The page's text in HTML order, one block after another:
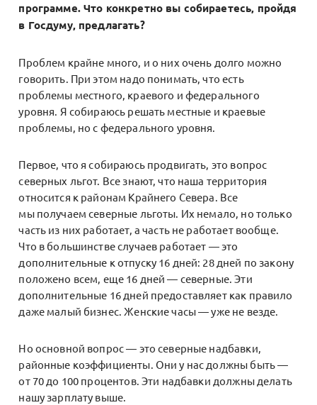
программе. Что конкретно вы собираетесь, пройдя
в Госдуму, предлагать?
Проблем крайне много, и о них очень долго можно
говорить. При этом надо понимать, что есть
проблемы местного, краевого и федерального
уровня. Я собираюсь решать местные и краевые
проблемы, но с федерального уровня.
Первое, что я собираюсь продвигать, это вопрос
северных льгот. Все знают, что наша территория
относится к районам Крайнего Севера. Все
мы получаем северные льготы. Их немало, но только
часть из них работает, а часть не работает вообще.
Что в большинстве случаев работает — это
дополнительные к отпуску 16 дней: 28 дней по закону
положено всем, еще 16 дней — северные. Эти
дополнительные 16 дней предоставляет как правило
даже малый бизнес. Женские часы — уже не везде.
Но основной вопрос — это северные надбавки,
районные коэффициенты. Они у нас должны быть —
от 70 до 100 процентов. Эти надбавки должны делать
нашу зарплату выше.